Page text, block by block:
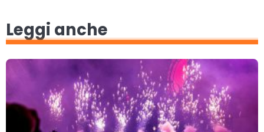
Leggi anche